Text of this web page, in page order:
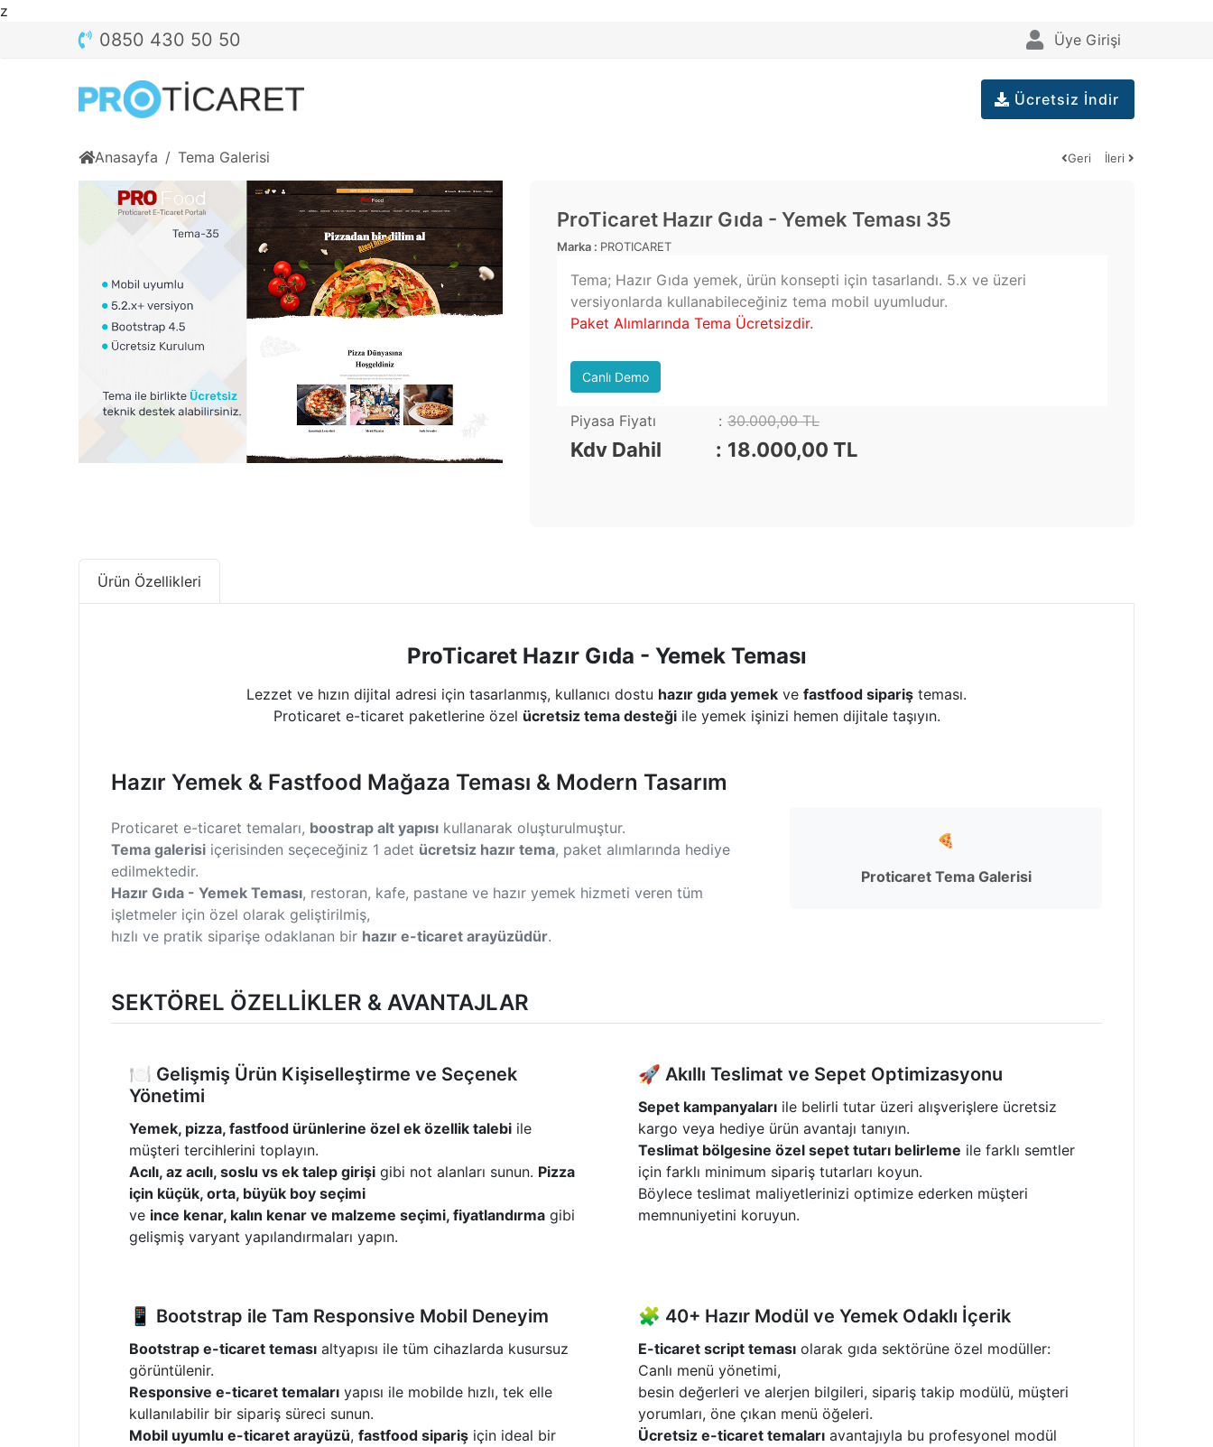
z
0850 430 50 50 Üye Girişi
Ücretsiz İndir
Anasayfa Tema Galerisi Geri İleri
ProTicaret Hazır Gıda - Yemek Teması 35
Marka : PROTICARET
Tema; Hazır Gıda yemek, ürün konsepti için tasarlandı. 5.x ve üzeri
versiyonlarda kullanabileceğiniz tema mobil uyumludur.
Paket Alımlarında Tema Ücretsizdir.
Canlı Demo
Piyasa Fiyatı 30.000,00 TL
Kdv Dahil 18.000,00 TL
Ürün Özellikleri
ProTicaret Hazır Gıda - Yemek Teması
Lezzet ve hızın dijital adresi için tasarlanmış, kullanıcı dostu hazır gıda yemek ve fastfood sipariş teması.
Proticaret e-ticaret paketlerine özel ücretsiz tema desteğiile yemek işinizi hemen dijitale taşıyın.
Hazır Yemek & Fastfood Mağaza Teması & Modern Tasarım
Proticaret e-ticaret temaları, boostrap alt yapısı kullanarak oluşturulmuştur.
Tema galerisi içerisinden seçeceğiniz 1 adet ücretsiz hazır tema, paket alımlarında hediye
edilmektedir.
Hazır Gıda - Yemek Teması, restoran, kafe, pastane ve hazır yemek hizmeti veren tüm
işletmeler için özel olarak geliştirilmiş,
hızlı ve pratik siparişe odaklanan bir hazır e-ticaret arayüzüdür.
🍕
Proticaret Tema Galerisi
SEKTÖREL ÖZELLİKLER & AVANTAJLAR
🍽️ Gelişmiş Ürün Kişiselleştirme ve Seçenek
Yönetimi
Yemek, pizza, fastfood ürünlerine özel ek özellik talebi ile
müşteri tercihlerini toplayın.
Acılı, az acılı, soslu vs ek talep girişi gibi not alanları sunun. Pizza
için küçük, orta, büyük boy seçimi
ve ince kenar, kalın kenar ve malzeme seçimi, fiyatlandırma gibi
gelişmiş varyant yapılandırmaları yapın.
🚀 Akıllı Teslimat ve Sepet Optimizasyonu
Sepet kampanyaları ile belirli tutar üzeri alışverişlere ücretsiz
kargo veya hediye ürün avantajı tanıyın.
Teslimat bölgesine özel sepet tutarı belirleme ile farklı semtler
için farklı minimum sipariş tutarları koyun.
Böylece teslimat maliyetlerinizi optimize ederken müşteri
memnuniyetini koruyun.
📱 Bootstrap ile Tam Responsive Mobil Deneyim
Bootstrap e-ticaret teması altyapısı ile tüm cihazlarda kusursuz
görüntülenir.
Responsive e-ticaret temaları yapısı ile mobilde hızlı, tek elle
kullanılabilir bir sipariş süreci sunun.
Mobil uyumlu e-ticaret arayüzü, fastfood sipariş için ideal bir
🧩 40+ Hazır Modül ve Yemek Odaklı İçerik
E-ticaret script teması olarak gıda sektörüne özel modüller:
Canlı menü yönetimi,
besin değerleri ve alerjen bilgileri, sipariş takip modülü, müşteri
yorumları, öne çıkan menü öğeleri.
Ücretsiz e-ticaret temaları avantajıyla bu profesyonel modül